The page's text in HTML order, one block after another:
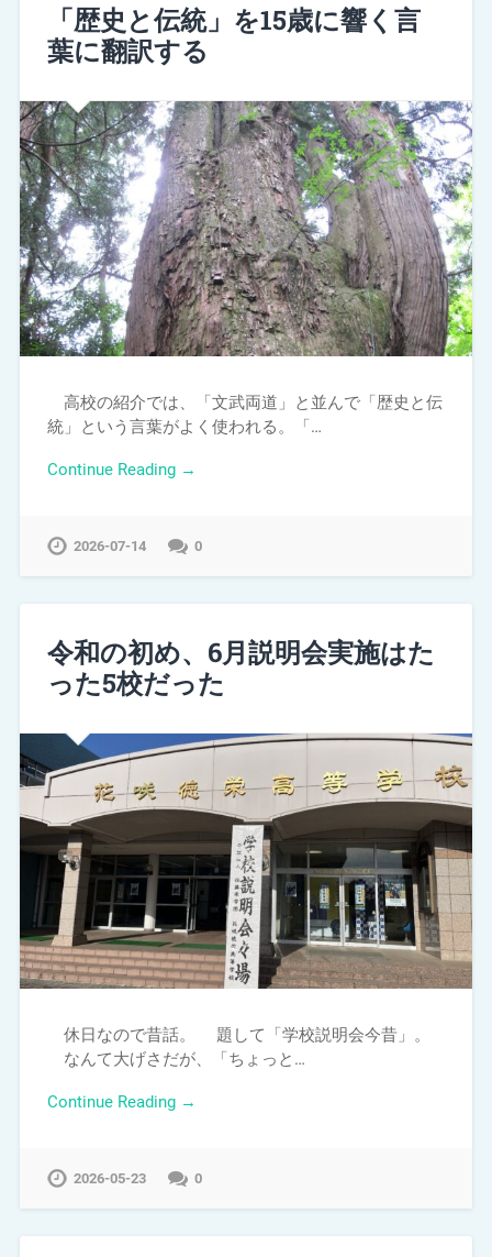
「歴史と伝統」を15歳に響く言
葉に翻訳する
高校の紹介では、「文武両道」と並んで「歴史と伝
統」という言葉がよく使われる。「…
Continue Reading →
2026-07-14 0
令和の初め、6月説明会実施はた
った5校だった
休日なので昔話。 題して「学校説明会今昔」。
なんて大げさだが、「ちょっと…
Continue Reading →
2026-05-23 0